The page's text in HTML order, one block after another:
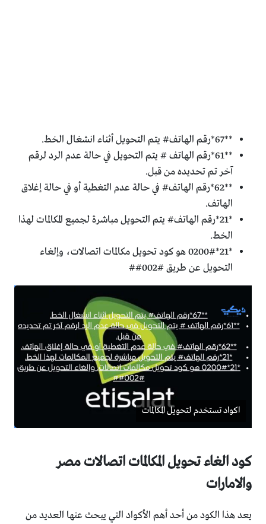
**67*رقم الهاتف# يتم التحويل أثناء انشغال الخط.
**61*رقم الهاتف # يتم التحويل في حالة عدم الرد لرقم
آخر تم تحديده من قبل.
**62*رقم الهاتف# في حالة عدم التغطية أو في حالة إغلاق
الهاتف.
*21*رقم الهاتف# يتم التحويل مباشرة لجميع المكالمات لهذا
الخط.
*21*0200# هو كود تحويل مكالمات اتصالات، وإلغاء
التحويل عن طريق #002##
اكواد تستخدم لتحويل المكالمات
كود الغاء تحويل المكالمات اتصالات مصر
والامارات
يعد هذا الكود من أحد أهم الأكواد التي يبحث عنها العديد من